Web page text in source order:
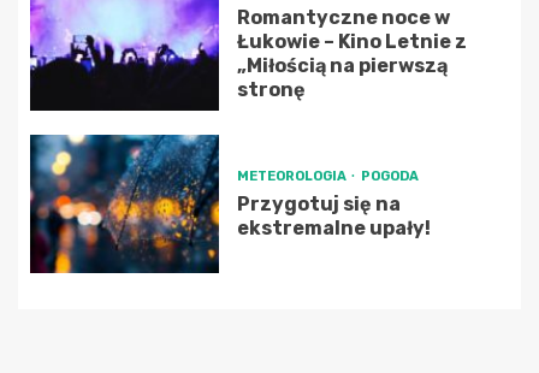
Romantyczne noce w
Łukowie – Kino Letnie z
„Miłością na pierwszą
stronę
METEOROLOGIA POGODA
Przygotuj się na
ekstremalne upały!